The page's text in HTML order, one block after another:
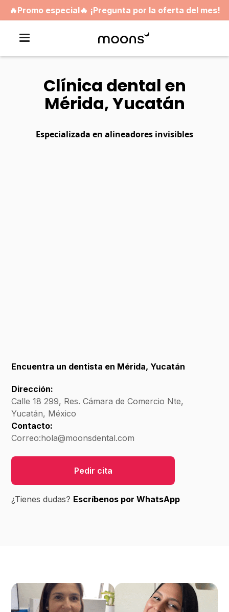
🔥Promo especial🔥 ¡Pregunta por la oferta del mes!
Clínica dental en
Mérida, Yucatán
Especializada en alineadores invisibles
Encuentra un dentista en Mérida, Yucatán
Dirección:
Calle 18 299, Res. Cámara de Comercio Nte,
Yucatán, México
Contacto:
Correo:hola@moonsdental.com
Pedir cita
¿Tienes dudas? Escríbenos por WhatsApp